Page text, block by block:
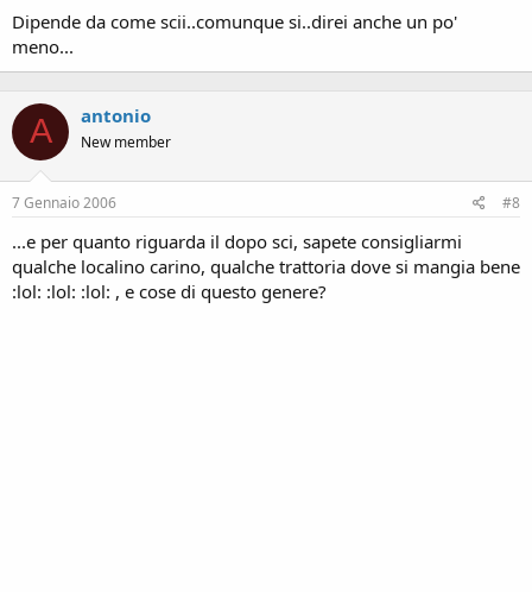
Dipende da come scii..comunque si..direi anche un po'
meno...
A antonio
New member
7 Gennaio 2006 #8
...e per quanto riguarda il dopo sci, sapete consigliarmi
qualche localino carino, qualche trattoria dove si mangia bene
:lol: :lol: :lol: , e cose di questo genere?